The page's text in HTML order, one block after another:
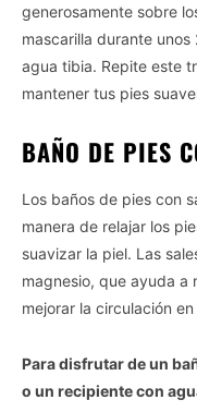
generosamente sobre
mascarilla durante
agua tibia. Repite este
mantener tus pies
BAÑO DE PIES
Los baños de pies con
manera de relajar los
suavizar la piel. Las
magnesio, que ayuda a
mejorar la circulación en
Para disfrutar de un
o un recipiente con